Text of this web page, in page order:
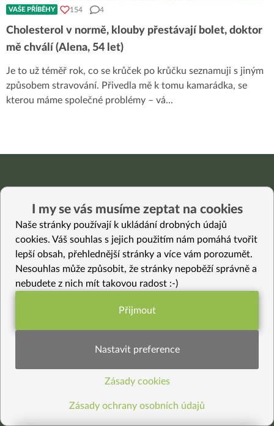
VAŠE PŘÍBĚHY 154 4
Cholesterol v normě, klouby přestávají bolet, doktor
mě chválí (Alena, 54 let)
Je to už téměř rok, co se krůček po krůčku seznamuji s jiným
způsobem stravování. Přivedla mě k tomu kamarádka, se
kterou máme společné problémy – vá...
Zdravé recepty
O Jíme Jinak
Kde jste nás viděli
I my se vás musíme zeptat na cookies
Naše stránky používají k ukládání drobných údajů
cookies. Váš souhlas s jejich použitím nám pomáhá tvořit
lepší obsah, přehlednější stránky a více vám porozumět.
Nesouhlas může způsobit, že stránky nepoběží správně a
nebudete z nich mít takovou radost :-)
Funkční nastavení potřebujeme (vždy
Statistiky pro lepší obsah
Přijmout
Nastavit preference
Zásady cookies
Zásady ochrany osobních údajů